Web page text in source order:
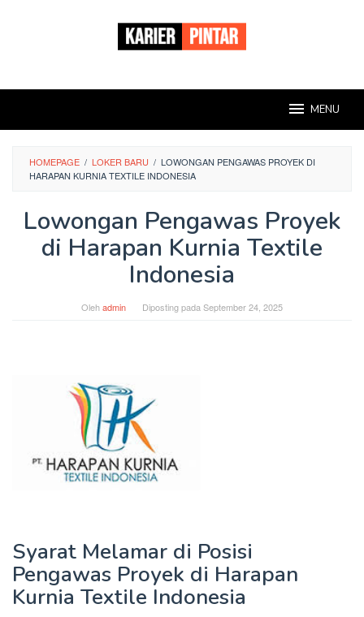
MENU
HOMEPAGE / LOKER BARU / LOWONGAN PENGAWAS PROYEK DI
HARAPAN KURNIA TEXTILE INDONESIA
Lowongan Pengawas Proyek
di Harapan Kurnia Textile
Indonesia
Olehadmin Diposting pada September 24, 2025
Syarat Melamar di Posisi
Pengawas Proyek di Harapan
Kurnia Textile Indonesia